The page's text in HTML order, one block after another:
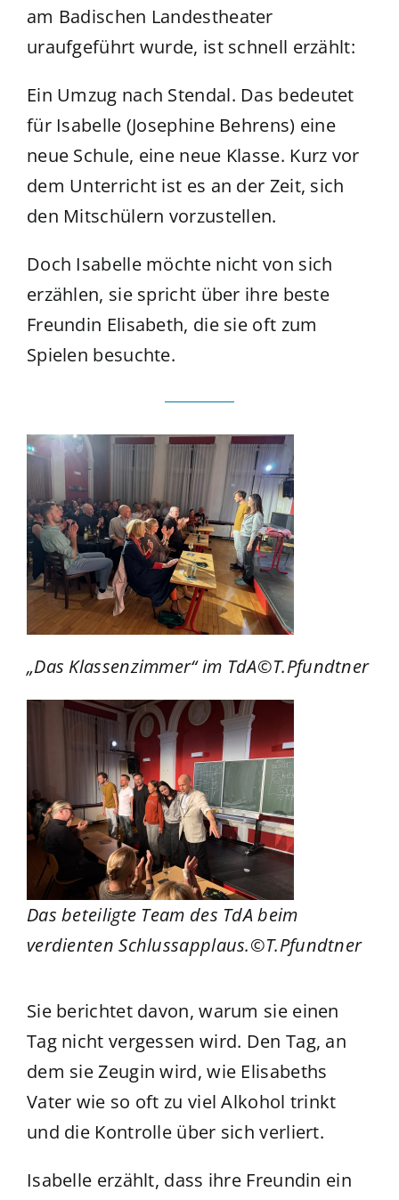
am Badischen Landestheater
uraufgeführt wurde, ist schnell erzählt:
Ein Umzug nach Stendal. Das bedeutet
für Isabelle (Josephine Behrens) eine
neue Schule, eine neue Klasse. Kurz vor
dem Unterricht ist es an der Zeit, sich
den Mitschülern vorzustellen.
Doch Isabelle möchte nicht von sich
erzählen, sie spricht über ihre beste
Freundin Elisabeth, die sie oft zum
Spielen besuchte.
„Das Klassenzimmer“ im TdA©T.Pfundtner
Das beteiligte Team des TdA beim
verdienten Schlussapplaus.©T.Pfundtner
Sie berichtet davon, warum sie einen
Tag nicht vergessen wird. Den Tag, an
dem sie Zeugin wird, wie Elisabeths
Vater wie so oft zu viel Alkohol trinkt
und die Kontrolle über sich verliert.
Isabelle erzählt, dass ihre Freundin ein